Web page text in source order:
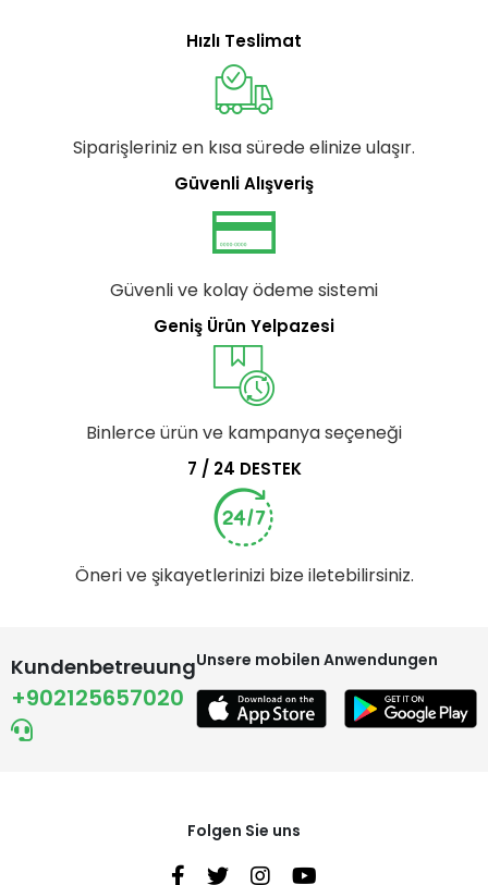
Hızlı Teslimat
Siparişleriniz en kısa sürede elinize ulaşır.
Güvenli Alışveriş
Güvenli ve kolay ödeme sistemi
Geniş Ürün Yelpazesi
Binlerce ürün ve kampanya seçeneği
7 / 24 DESTEK
Öneri ve şikayetlerinizi bize iletebilirsiniz.
Kundenbetreuung
+902125657020
Unsere mobilen Anwendungen
Folgen Sie uns